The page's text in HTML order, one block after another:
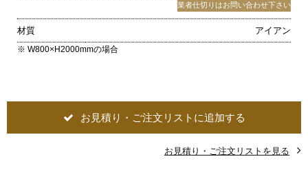
業者仕切りはお問い合わせ下さい
材質 アイアン
※ W800×H2000mmの場合
お見積り・ご注文リストに追加する
お見積り・ご注文リストを見る